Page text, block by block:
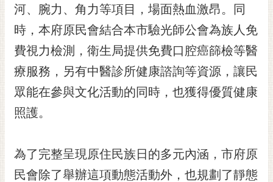
日
本
語
隱
私
權
及
政
策
河、腕力、角力等項目，場面熱血激昂。同
時，本府原民會結合本市驗光師公會為族人免
費視力檢測，衛生局提供免費口腔癌篩檢等醫
療服務，另有中醫診所健康諮詢等資源，讓民
眾能在參與文化活動的同時，也獲得優質健康
照護。
為了完整呈現原住民族日的多元內涵，市府原
民會除了舉辦這項動態活動外，也規劃了靜態